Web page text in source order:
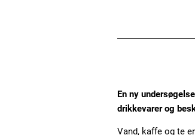
En ny
drikkevarer og
Vand, kaffe og te